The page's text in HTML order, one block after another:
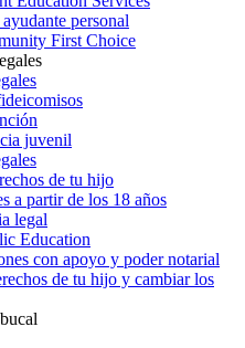
personal
First Choice
juvenil
de tu hijo
a partir de los 18 años
legal
Education
con apoyo y poder notarial
de tu hijo y cambiar los